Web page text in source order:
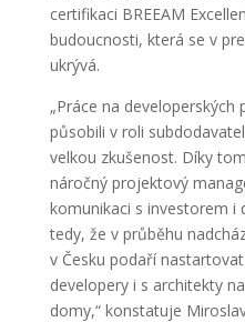
certifikaci BREEAM
budoucnosti, která se v
ukrývá.
„Práce na
působili v roli
velkou zkušenost. Díky
náročný projektový
komunikaci s investorem i
tedy, že v průběhu
v Česku podaří
developery i s architekty
domy,“ konstatuje